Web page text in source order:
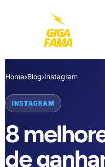
Home›Blog›Instagram
INSTAGRAM
8
de